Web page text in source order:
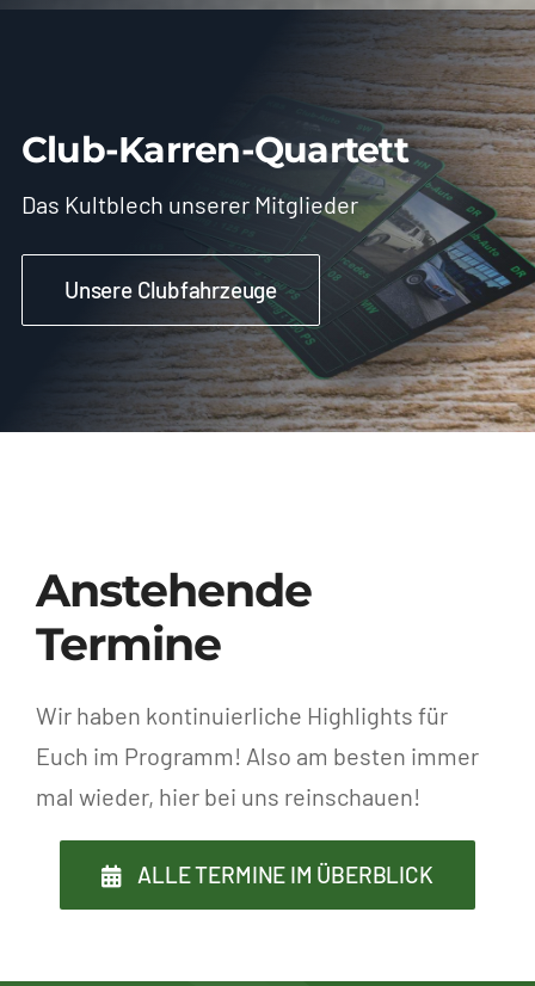
Club-Karren-Quartett
Das Kultblech unserer Mitglieder
Unsere Clubfahrzeuge
Anstehende
Termine
Wir haben kontinuierliche Highlights für
Euch im Programm! Also am besten immer
mal wieder, hier bei uns reinschauen!
ALLE TERMINE IM ÜBERBLICK